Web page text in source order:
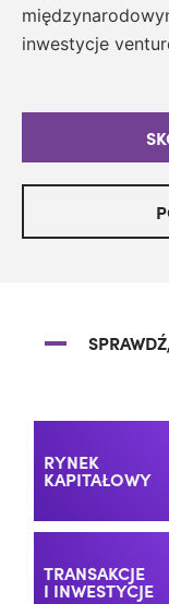
inwestycje
RYNEK
KAPITAŁOWY
TRANSAKCJE
I INWESTYCJE